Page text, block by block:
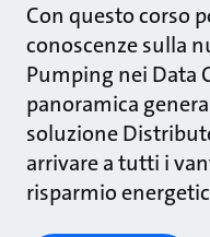
Con questo corso
conoscenze sulla
Pumping nei Data
panoramica
soluzione
arrivare a tutti i
risparmio